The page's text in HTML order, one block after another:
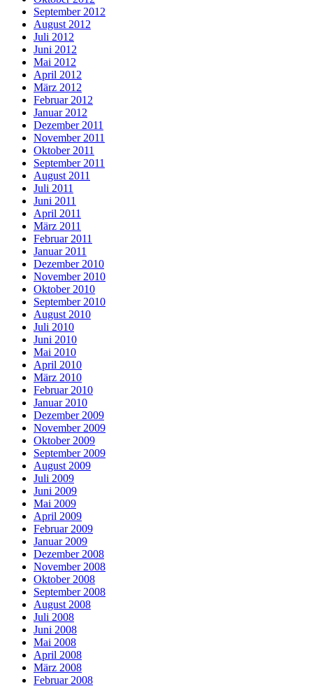
September 2012
August 2012
Juli 2012
Juni 2012
Mai 2012
April 2012
März 2012
Februar 2012
Januar 2012
Dezember 2011
November 2011
Oktober 2011
September 2011
August 2011
Juli 2011
Juni 2011
April 2011
März 2011
Februar 2011
Januar 2011
Dezember 2010
November 2010
Oktober 2010
September 2010
August 2010
Juli 2010
Juni 2010
Mai 2010
April 2010
März 2010
Februar 2010
Januar 2010
Dezember 2009
November 2009
Oktober 2009
September 2009
August 2009
Juli 2009
Juni 2009
Mai 2009
April 2009
Februar 2009
Januar 2009
Dezember 2008
November 2008
Oktober 2008
September 2008
August 2008
Juli 2008
Juni 2008
Mai 2008
April 2008
März 2008
Februar 2008